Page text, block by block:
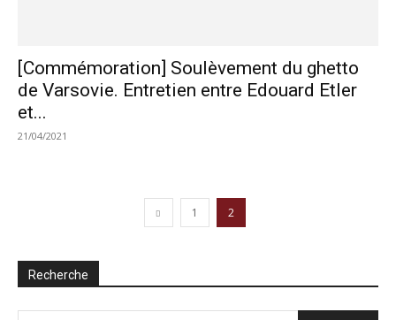
[Commémoration] Soulèvement du ghetto
de Varsovie. Entretien entre Edouard Etler
et...
21/04/2021
1 2
Recherche